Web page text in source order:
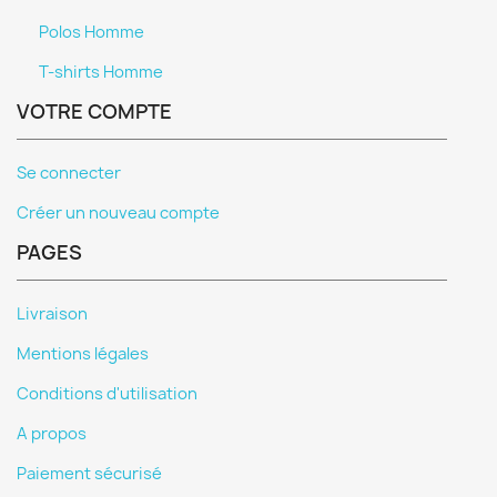
Polos Homme
T-shirts Homme
VOTRE COMPTE
Se connecter
Créer un nouveau compte
PAGES
Livraison
Mentions légales
Conditions d'utilisation
A propos
Paiement sécurisé